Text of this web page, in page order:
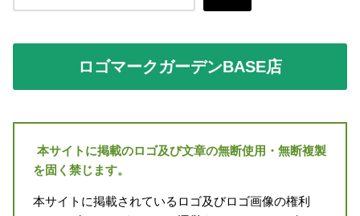
ロゴマークガーデンBASE店
本サイトに掲載のロゴ及び文章の無断使用・無断複製
を固く禁じます。
本サイトに掲載されているロゴ及びロゴ画像の権利